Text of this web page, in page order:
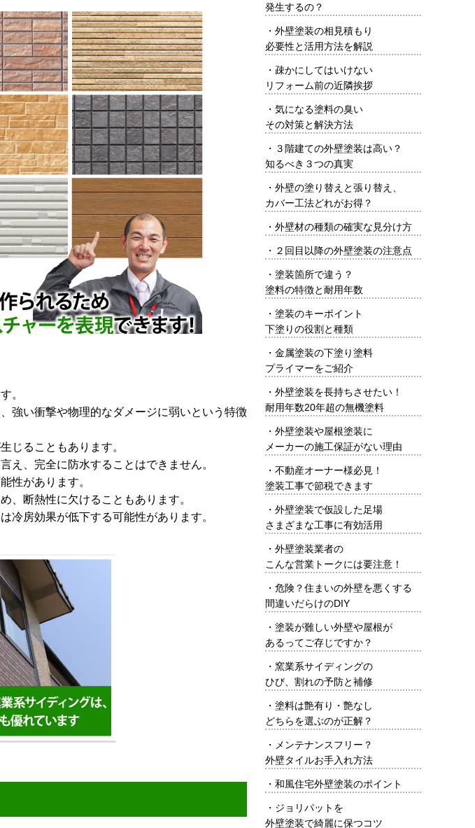
。
強い衝撃や物理的なダメージに弱いという特徴
じることもあります。
え、完全に防水することはできません。
性があります。
、断熱性に欠けることもあります。
冷房効果が低下する可能性があります。
発生するの？
・ 外壁塗装の相見積もり
必要性と活用方法を解説
・ 疎かにしてはいけない
リフォーム前の近隣挨拶
・ 気になる塗料の臭い
その対策と解決方法
・ ３階建ての外壁塗装は高い？
知るべき３つの真実
・ 外壁の塗り替えと張り替え、
カバー工法どれがお得？
・ 外壁材の種類の確実な見分け方
・ ２回目以降の外壁塗装の注意点
・ 塗装箇所で違う？
塗料の特徴と耐用年数
・ 塗装のキーポイント
下塗りの役割と種類
・ 金属塗装の下塗り塗料
プライマーをご紹介
・ 外壁塗装を長持ちさせたい！
耐用年数20年超の無機塗料
・ 外壁塗装や屋根塗装に
メーカーの施工保証がない理由
・ 不動産オーナー様必見！
塗装工事で節税できます
・ 外壁塗装で仮設した足場
さまざまな工事に有効活用
・ 外壁塗装業者の
こんな営業トークには要注意！
・ 危険？住まいの外壁を悪くする
間違いだらけのDIY
・ 塗装が難しい外壁や屋根が
あるってご存じですか？
・ 窯業系サイディングの
ひび、割れの予防と補修
・ 塗料は艶有り・艶なし
どちらを選ぶのが正解？
・ メンテナンスフリー？
外壁タイルお手入れ方法
・ 和風住宅外壁塗装のポイント
・ ジョリパットを
外壁塗装で綺麗に保つコツ